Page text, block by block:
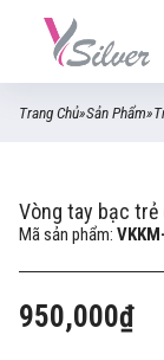
Trang Chủ»Sản Phẩm»
Vòng tay bạc
Mã sản phẩm:
950,000₫